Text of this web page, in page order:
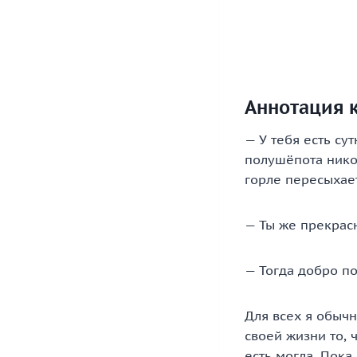
Аннотация
— У тебя есть
полушёпота
горле
— Ты же
— Тогда добро
Для всех я
своей жизни то,